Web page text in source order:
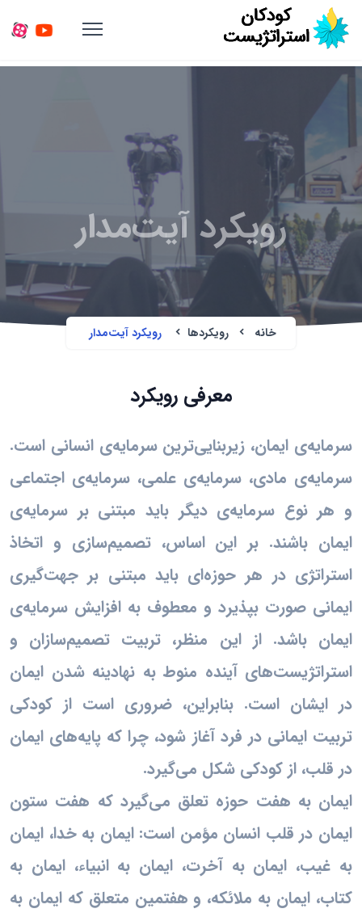
رویکرد آیت‌مدار
خانه رویکردها رویکرد آیت‌مدار
معرفی رویکرد
سرمایه‌ی ایمان، زیربنایی‌ترین سرمایه‌ی انسانی است.
سرمایه‌ی مادی، سرمایه‌ی علمی، سرمایه‌ی اجتماعی
و هر نوع سرمایه‌ی دیگر باید مبتنی بر سرمایه‌ی
ایمان باشند. بر این اساس، تصمیم‌سازی و اتخاذ
استراتژی در هر حوزه‌ای باید مبتنی بر جهت‌گیری
ایمانی صورت بپذیرد و معطوف به افزایش سرمایه‌ی
ایمان باشد. از این منظر، تربیت تصمیم‌سازان و
استراتژیست‌های آینده منوط به نهادینه شدن ایمان
در ایشان است. بنابراین، ضروری است از کودکی
تربیت ایمانی در فرد آغاز شود، چرا که پایه‌های ایمان
در قلب، از کودکی شکل می‌گیرد.
ایمان به هفت حوزه تعلق می‌گیرد که هفت ستون
ایمان در قلب انسان مؤمن است: ایمان به خدا، ایمان
به غیب، ایمان به آخرت، ایمان به انبیاء، ایمان به
کتاب، ایمان به ملائکه، و هفتمین متعلق که ایمان به